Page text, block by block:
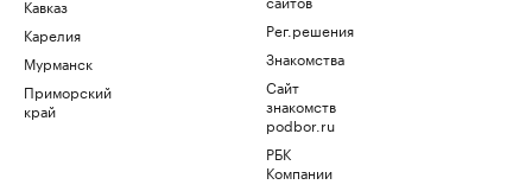
Кавказ
Карелия
Мурманск
Приморский
край
Рег.решения
Знакомства
Сайт
знакомств
podbor.ru
РБК
Компании